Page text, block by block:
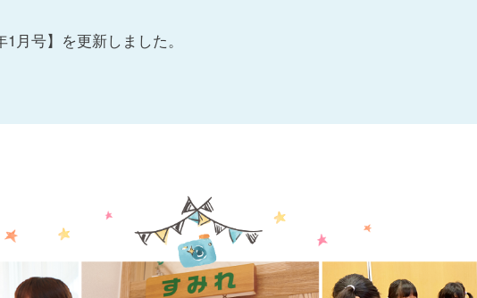
月号】を更新しました。